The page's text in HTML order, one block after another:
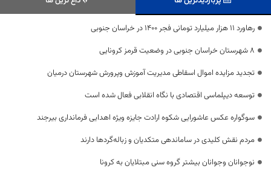
رهاورد ۱۱ هزار میلیارد تومانی فجر ۱۴۰۰ در خراسان جنوبی
۸ شهرستان خراسان جنوبی در وضعیت قرمز کرونایی
تجدید مزایده اموال اسقاطی مدیریت آموزش وپرورش شهرستان درمیان
توسعه دیپلماسی اقتصادی با نگاه انقلابی فعال شده است
سوگواره عکس عاشورایی شکوه ارادت جایزه ویژه اهدایی فرمانداری بیرجند
مردم نقش کلیدی در ساماندهی متکدیان و زباله‌گردها دارند
نوجوانان وجوانان بیشتر گروه سنی مبتلایان به کرونا